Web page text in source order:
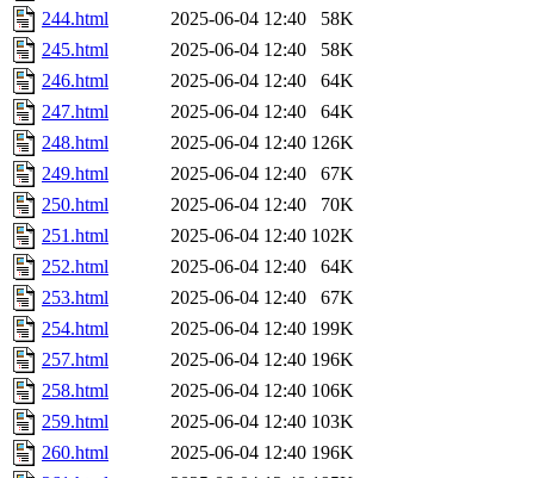
244.html
2025-06-04 12:40
58K
245.html
2025-06-04 12:40
58K
246.html
2025-06-04 12:40
64K
247.html
2025-06-04 12:40
64K
248.html
2025-06-04 12:40 126K
249.html
2025-06-04 12:40
67K
250.html
2025-06-04 12:40
70K
251.html
2025-06-04 12:40 102K
252.html
2025-06-04 12:40
64K
253.html
2025-06-04 12:40
67K
254.html
2025-06-04 12:40 199K
257.html
2025-06-04 12:40 196K
258.html
2025-06-04 12:40 106K
259.html
2025-06-04 12:40 103K
260.html
2025-06-04 12:40 196K